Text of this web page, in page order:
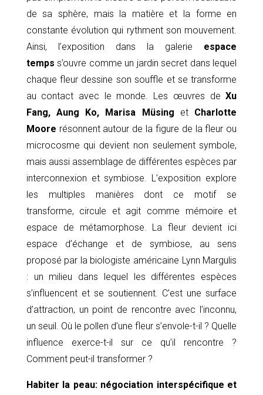
de sa sphère, mais la matière et la forme en
constante évolution qui rythment son mouvement.
Ainsi, l’exposition dans la galerie espace
temps s’ouvre comme un jardin secret dans lequel
chaque fleur dessine son souffle et se transforme
au contact avec le monde. Les œuvres deXu
Fang, Aung Ko, Marisa Müsing etCharlotte
Moore résonnent autour de la figure de la fleur ou
microcosme qui devient non seulement symbole,
mais aussi assemblage de différentes espèces par
interconnexion et symbiose. L’exposition explore
les multiples manières dont ce motif se
transforme, circule et agit comme mémoire et
espace de métamorphose. La fleur devient ici
espace d’échange et de symbiose, au sens
proposé par la biologiste américaine Lynn Margulis
: un milieu dans lequel les différentes espèces
s’influencent et se soutiennent. C’est une surface
d’attraction, un point de rencontre avec l’inconnu,
un seuil. Où le pollen d’une fleur s’envole-t-il ? Quelle
influence exerce-t-il sur ce qu’il rencontre ?
Comment peut-il transformer ?
Habiter la peau: négociation interspécifique et